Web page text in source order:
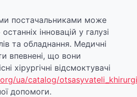
постачальниками може
інновацій у галузі
та обладнання. Медичні
впевнені, що вони
хірургічні відсмоктувачі
ua/catalog/
допомоги.